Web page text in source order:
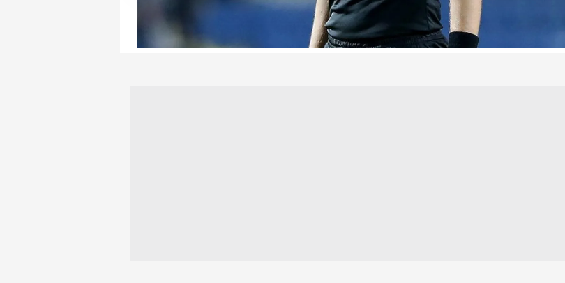
amacıyla kullanılmaktadır. Diğer çerezler, sitemizin daha işlevsel kılınması ve
reklam/pazarlama faaliyetlerinin yapılması, amaçlarıyla sınırlı olarak açık rızanız